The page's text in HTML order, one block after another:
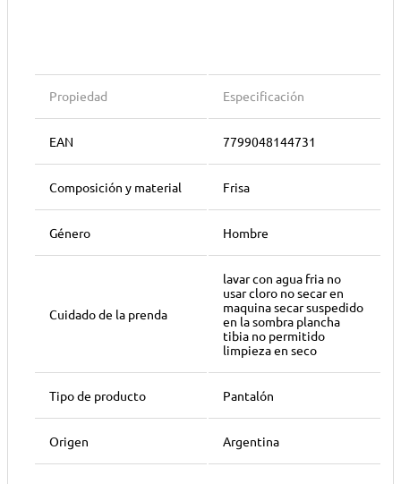
Propiedad Especificación
EAN 7799048144731
Composición y material Frisa
Género Hombre
Cuidado de la prenda
lavar con agua fria no
usar cloro no secar en
maquina secar suspedido
en la sombra plancha
tibia no permitido
limpieza en seco
Tipo de producto Pantalón
Origen Argentina